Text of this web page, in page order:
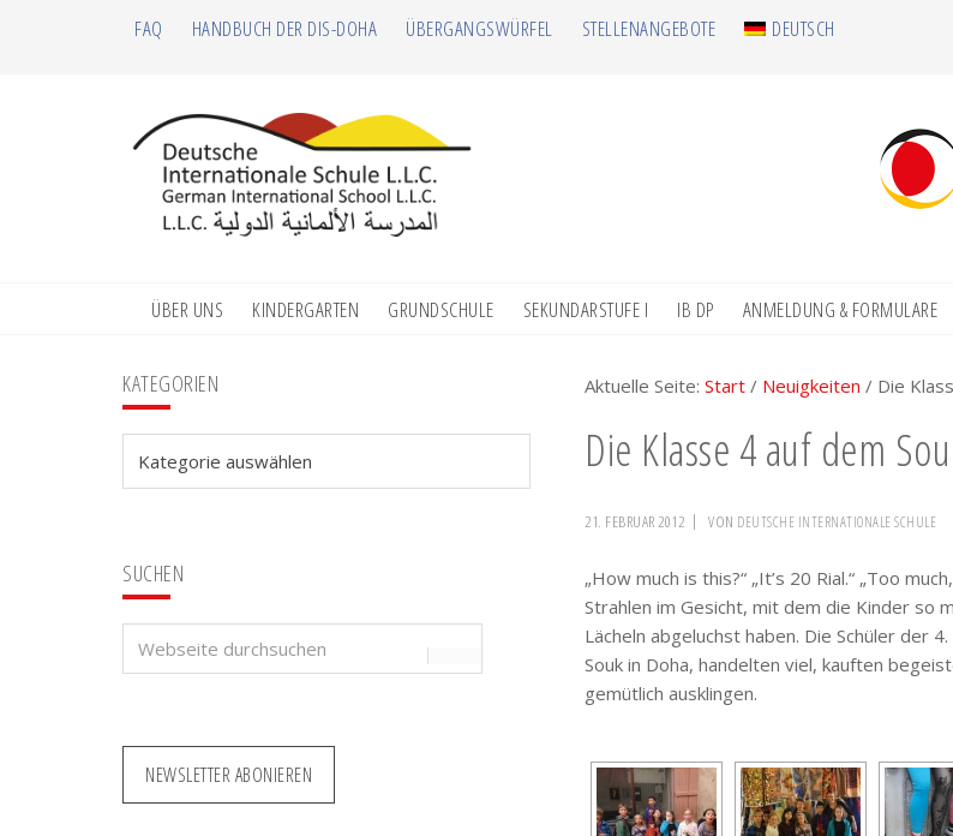
FAQ HANDBUCH DER DIS-DOHA ÜBERGANGSWÜRFEL STELLENANGEBOTE DEUTSCH
ÜBER UNS KINDERGARTEN GRUNDSCHULE SEKUNDARSTUFE I IB DP ANMELDUNG & FORMULARE
Aktuelle Seite: Start / Neuigkeiten / Die
Die Klasse 4 auf dem
21. FEBRUAR 2012 VON DEUTSCHE INTERNATIONALE SCHULE
„How much is this?“ „It’s 20 Rial.“ „Too
Strahlen im Gesicht, mit dem die Kinder so
Lächeln abgeluchst haben. Die Schüler der
Souk in Doha, handelten viel, kauften
gemütlich ausklingen.
Seitenspalte
KATEGORIEN
SUCHEN
Webseite
NEWSLETTER ABONIEREN